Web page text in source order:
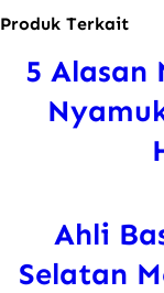
Produk Terkait
5 Alasan
Ahli
Selatan